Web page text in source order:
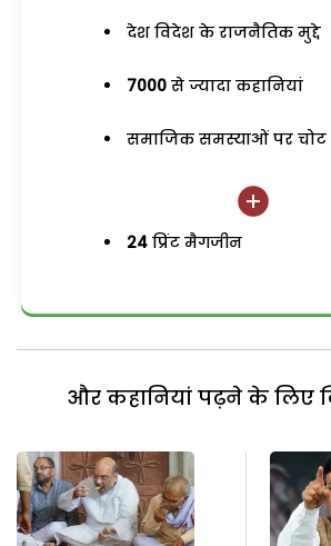
देश विदेश के राजनैतिक मुद्दे
7000 से ज्यादा कहानियां
समाजिक समस्याओं पर
24 प्रिंट मैगजीन
और कहानियां पढ़ने के लिए